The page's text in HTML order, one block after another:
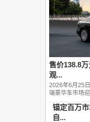
售价138.8
观...
2026年6月25
端豪华车市场
锚定百万
自...